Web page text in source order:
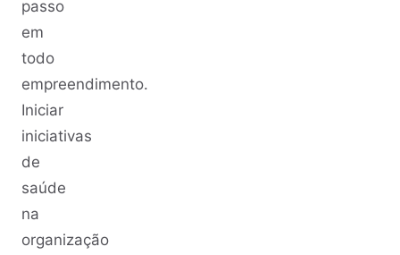
passo
em
todo
empreendimento.
Iniciar
iniciativas
de
saúde
na
organização